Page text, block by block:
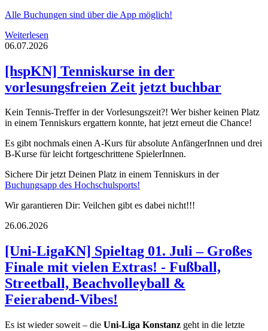
Alle Buchungen sind über die App möglich!
Weiterlesen
06.07.2026
[hspKN] Tenniskurse in der
vorlesungsfreien Zeit jetzt buchbar
Kein Tennis-Treffer in der Vorlesungszeit?! Wer bisher keinen Platz
in einem Tenniskurs ergattern konnte, hat jetzt erneut die Chance!
Es gibt nochmals einen A-Kurs für absolute AnfängerInnen und drei
B-Kurse für leicht fortgeschrittene SpielerInnen.
Sichere Dir jetzt Deinen Platz in einem Tenniskurs in der
Buchungsapp des Hochschulsports!
Wir garantieren Dir: Veilchen gibt es dabei nicht!!!
26.06.2026
[Uni-LigaKN] Spieltag 01. Juli – Großes
Finale mit vielen Extras! - Fußball,
Streetball, Beachvolleyball &
Feierabend-Vibes!
Es ist wieder soweit – die Uni-Liga Konstanz geht in die letzte